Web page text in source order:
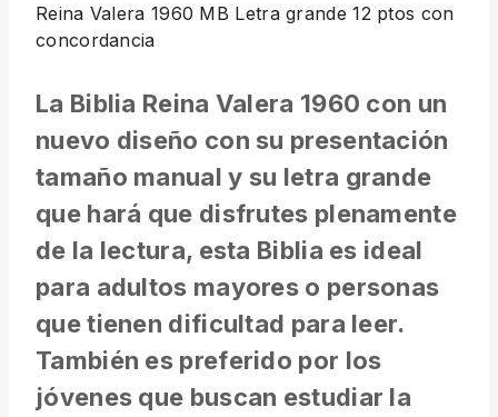
Reina Valera 1960 MB Letra grande 12 ptos con
concordancia
La Biblia Reina Valera 1960 con un
nuevo diseño con su presentación
tamaño manual y su letra grande
que hará que disfrutes plenamente
de la lectura, esta Biblia es ideal
para adultos mayores o personas
que tienen dificultad para leer.
También es preferido por los
jóvenes que buscan estudiar la